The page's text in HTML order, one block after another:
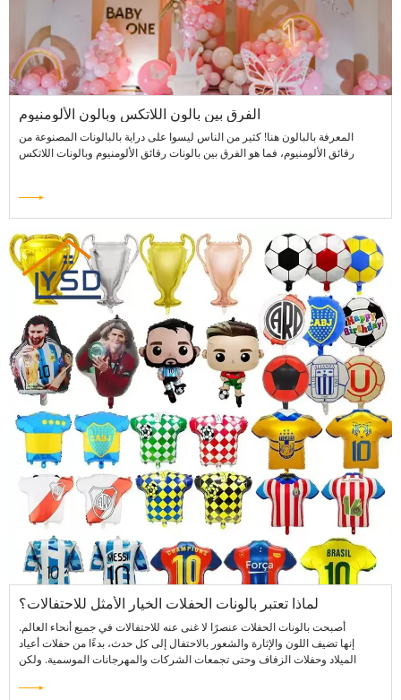
الفرق بين بالون اللاتكس وبالون الألومنيوم
المعرفة بالبالون هنا! كثير من الناس ليسوا على دراية بالبالونات المصنوعة من
رقائق الألومنيوم، فما هو الفرق بين بالونات رقائق الألومنيوم وبالونات اللاتكس
لماذا تعتبر بالونات الحفلات الخيار الأمثل للاحتفالات؟
أصبحت بالونات الحفلات عنصرًا لا غنى عنه للاحتفالات في جميع أنحاء العالم.
إنها تضيف اللون والإثارة والشعور بالاحتفال إلى كل حدث، بدءًا من حفلات أعياد
الميلاد وحفلات الزفاف وحتى تجمعات الشركات والمهرجانات الموسمية. ولكن
السلامة التي تجعلها مثالية لمجموعة واسعة من المناسبات.